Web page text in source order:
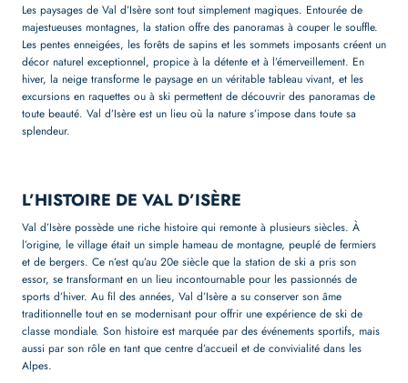
Les paysages de Val d’Isère sont tout simplement magiques. Entourée de
majestueuses montagnes, la station offre des panoramas à couper le souffle.
Les pentes enneigées, les forêts de sapins et les sommets imposants créent un
décor naturel exceptionnel, propice à la détente et à l’émerveillement. En
hiver, la neige transforme le paysage en un véritable tableau vivant, et les
excursions en raquettes ou à ski permettent de découvrir des panoramas de
toute beauté. Val d’Isère est un lieu où la nature s’impose dans toute sa
splendeur.
L’HISTOIRE DE VAL D’ISÈRE
Val d’Isère possède une riche histoire qui remonte à plusieurs siècles. À
l’origine, le village était un simple hameau de montagne, peuplé de fermiers
et de bergers. Ce n’est qu’au 20e siècle que la station de ski a pris son
essor, se transformant en un lieu incontournable pour les passionnés de
sports d’hiver. Au fil des années, Val d’Isère a su conserver son âme
traditionnelle tout en se modernisant pour offrir une expérience de ski de
classe mondiale. Son histoire est marquée par des événements sportifs, mais
aussi par son rôle en tant que centre d’accueil et de convivialité dans les
Alpes.